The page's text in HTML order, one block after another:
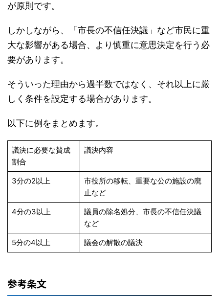
が原則です。
しかしながら、「市長の不信任決議」など市民に重
大な影響がある場合、より慎重に意思決定を行う必
要があります。
そういった理由から過半数ではなく、それ以上に厳
しく条件を設定する場合があります。
以下に例をまとめます。
議決に必要な賛成
割合
議決内容
3分の2以上
市役所の移転、重要な公の施設の廃
止など
4分の3以上
議員の除名処分、市長の不信任決議
など
5分の4以上 議会の解散の議決
参考条文